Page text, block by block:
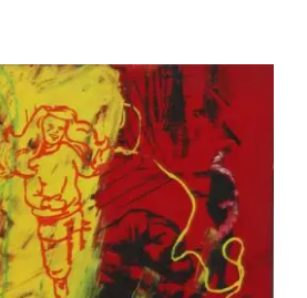
Fury – Dyptique